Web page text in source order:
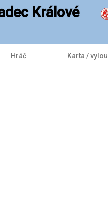
Králové
Hráč Karta /